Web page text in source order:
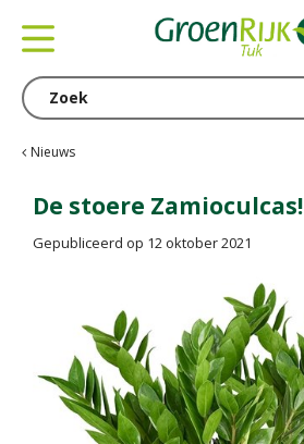
Nieuws
De stoere Zamioculcas!
Gepubliceerd op 12 oktober 2021